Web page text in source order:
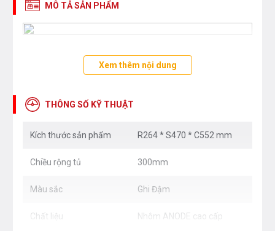
MÔ TẢ SẢN PHẨM
Xem thêm nội dung
THÔNG SỐ KỸ THUẬT
Kích thước sản phẩm R264 * S470 * C552 mm
Chiều rộng tủ 300mm
Màu sắc Ghi Đậm
Chất liệu Nhôm ANODE cao cấp